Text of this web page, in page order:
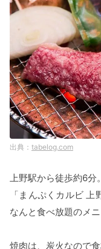
tabelog.com
上野駅から徒歩約6分。
「まんぷくカルビ
なんと食べ放題のメ
焼肉は、炭火なので